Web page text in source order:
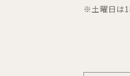
※土曜日は